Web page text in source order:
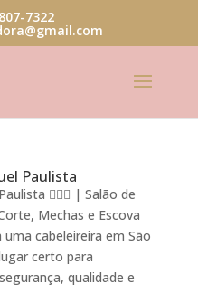
7322
Paulista
💇‍♀️✨ | Salão de
Mechas e Escova
cabeleireira em São
certo para
qualidade e